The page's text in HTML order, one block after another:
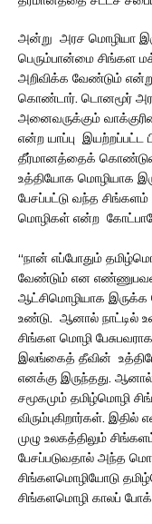
அன்று அரச மொழியா
பெரும்பான்மை சிங்கள
அறிவிக்க வேண்டும்
கொண்டார். டொனமூர்
அனைவருக்கும்
என்ற யாப்பு
தீர்மானத்தைக்
உத்தியோக மொழியாக
பேசப்பட்டு வந்த
மொழிகள் என்ற
“நான் எப்போதும்
வேண்டும் என
ஆட்சிமொழியாக
உண்டு. ஆனால் நாட்டில்
சிங்கள மொழி
இலங்கைத் தீவின்
எனக்கு இருந்தது. ஆனால்
சமூகமும் தமிழ்மொழி
விரும்புகிறார்கள்.
முழு உலகத்திலும்
பேசப்படுவதால் அந்த
சிங்களமொழியோடு
சிங்களமொழி காலப்